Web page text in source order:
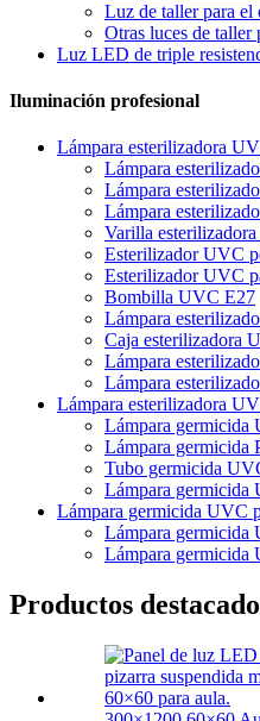
Luz de taller para
Otras luces de taller
Luz LED de triple
Iluminación profesional
Lámpara esterilizadora
Lámpara
Lámpara
Lámpara
Varilla
Esterilizador UVC
Esterilizador UVC
Bombilla UVC E27
Lámpara
Caja esterilizadora
Lámpara
Lámpara
Lámpara esterilizadora
Lámpara germicida
Lámpara germicida
Tubo germicida
Lámpara germicida
Lámpara germicida UVC
Lámpara germicida
Lámpara germicida
Productos